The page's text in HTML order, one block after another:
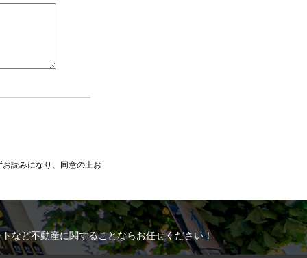
読みになり、同意の上お
など不動産に関することならお任せください！